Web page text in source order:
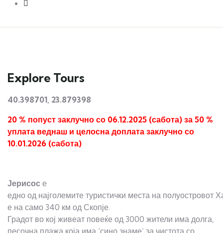
Explore Tours
40.398701, 23.879398
20 % попуст заклучно со 06.12.2025 (сабота) за 50 %
уплата веднаш и целосна доплата заклучно со
10.01.2026 (сабота)
Јерисос е
едно од најголемите туристички места на полуостровот
е на само 340 км од Скопје.
Градот во кој живеат повеќе од 3000 жители има долга,
песочна плажа која има ‘сино знаме’ за чистота со